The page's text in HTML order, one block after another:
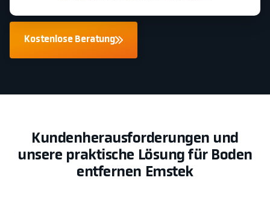
Kostenlose Beratung
Kundenherausforderungen und
unsere praktische Lösung für Boden
entfernen Emstek